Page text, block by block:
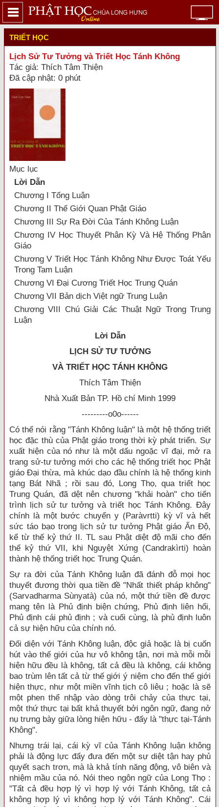
TRIẾT HỌC
Lịch Sử Tư Tưởng và Triết Học Tánh Không
Tác giả: Thích Tâm Thiện
Đã cập nhật: 0 phút
Mục lục
Lời Dẫn
Chương I Tổng Luận
Chương II Thế Giới Quan Phật Giáo
Chương III Sự Ra Ðời Của Tánh Không Luận
Chương IV Học Thuyết Phân Kỳ Và Hệ Thống Phân
Giáo
Chương V Triết Học Tánh Không Như Ðược Toát Yếu
Trong Tam Luận
Chương VI Ðại Cương Triết Học Trung Quán
Chương VII Bản dịch Việt ngữ Trung Luận
Chương VIII Chú Giải Các Thuật Ngữ Trong Trung
Luận
Lời Dẫn
LỊCH SỬ TƯ TƯỞNG
VÀ TRIẾT HỌC TÁNH KHÔNG
Thích Tâm Thiện
Nhà Xuất Bản TP. Hồ chí Minh 1999
---------o0o------
Có thể nói rằng "Tánh Không luận" là một hệ thống triết
học đặc thù của Phật giáo trong thời kỳ phát triển. Sự
xuất hiện của nó như là một dấu ngoặc vĩ đại, mở ra
trang sử-tư tưởng mới cho các hệ thống triết học Phật
giáo Ðại thừa, mà khúc dạo đầu chính là hệ thống kinh
tạng Bát Nhã ; rồi sau đó, Long Thọ, qua triết học
Trung Quán, đã dệt nên chương "khải hoàn" cho tiến
trình lịch sử tư tưởng và triết học Tánh Không. Ðây
chính là một bước chuyển y (Paràvrtti) kỳ vĩ và hết
sức táo bạo trong lịch sử tư tưởng Phật giáo Ấn Ðộ,
kể từ thế kỷ thứ II. TL sau Phật diệt độ mãi cho đến
thế kỷ thứ VII, khi Nguyệt Xứng (Candrakìrti) hoàn
thành hệ thống triết học Trung Quán.
Sự ra đời của Tánh Không luận đã đánh đỗ mọi học
thuyết đương thời qua tiền đề "Nhất thiết pháp không"
(Sarvadharma Sùnyatà) của nó, một thứ tiền đề được
mang tên là Phủ định biện chứng, Phủ định liên hổi,
Phủ định cái phủ định ; và cuối cùng, là phủ định luôn
cả sự hiện hữu của chính nó.
Ðối diện với Tánh Không luận, độc giả hoặc là bị cuốn
hút vào thế giới của hư vô không tận, nơi mà mỗi mỗi
hiện hữu đều là không, tất cả đều là không, cái không
bao trùm lên tất cả từ thế giới ý niệm cho đến thế giới
hiện thực, như một miền vĩnh tịch cô liêu ; hoặc là sẽ
một phen thể nhập vào dòng trôi chảy của thực tại,
một thứ thực tại bất khả thuyết bởi ngôn ngữ, đang nở
nụ trưng bày giữa lòng hiện hữu - đấy là "thực tại-Tánh
Không".
Nhưng trái lại, cái kỳ vĩ của Tánh Không luận không
phải là động lực đẩy đưa đến một sự diệt tận hay phủ
quyết sạch trơn, mà là khả tính năng động, vô biên và
nhiệm mầu của nó. Nói theo ngôn ngữ của Long Thọ :
"Tất cả đều hợp lý vì hợp lý với Tánh Không, tất cả
không hợp lý vì không hợp lý với Tánh Không". Cái